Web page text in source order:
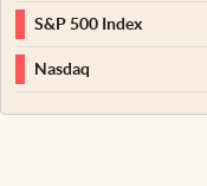
S&P 500 Index
Nasdaq